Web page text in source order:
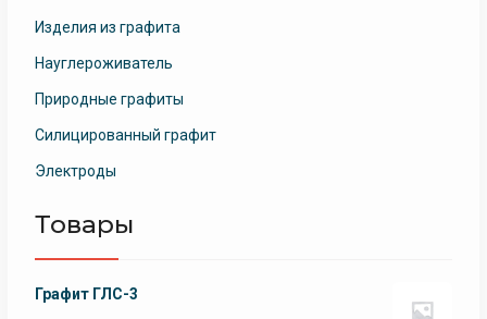
Изделия из графита
Науглероживатель
Природные графиты
Силицированный графит
Электроды
Товары
Графит ГЛС-3